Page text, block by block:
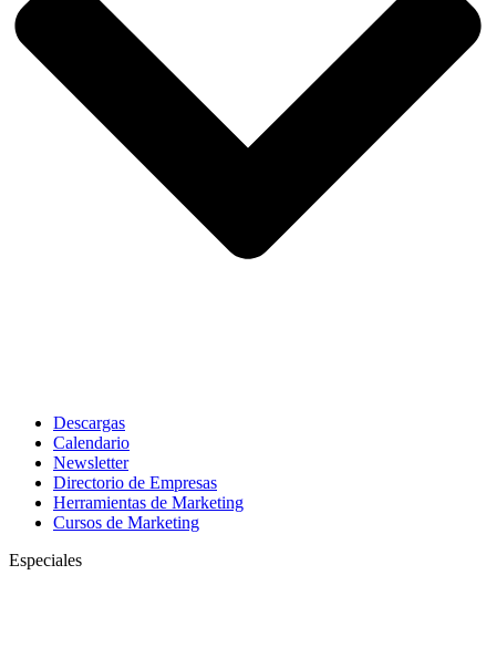
Descargas
Calendario
Newsletter
Directorio de Empresas
Herramientas de Marketing
Cursos de Marketing
Especiales